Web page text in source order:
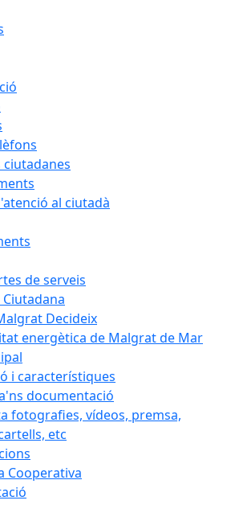
ciutadanes
al ciutadà
de serveis
Decideix
energètica de Malgrat de Mar
i característiques
documentació
fotografies, vídeos, premsa,
etc
Cooperativa